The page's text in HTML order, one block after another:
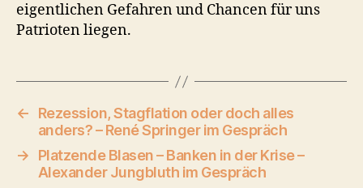
eigentlichen Gefahren und Chancen für uns
Patrioten liegen.
←
Rezession, Stagflation oder doch alles
anders? – René Springer im Gespräch
→
Platzende Blasen – Banken in der Krise –
Alexander Jungbluth im Gespräch